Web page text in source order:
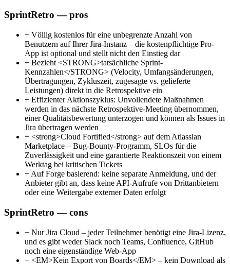
SprintRetro — pros
+ Völlig kostenlos für eine unbegrenzte Anzahl von
Benutzern auf Ihrer Jira-Instanz – die kostenpflichtige Pro-
App ist optional und stellt nicht den Einstieg dar
+ Bezieht <STRONG>tatsächliche Sprint-
Kennzahlen</STRONG> (Velocity, Umfangsänderungen,
Übertragungen, Zykluszeit, zugesagte vs. gelieferte
Leistungen) direkt in die Retrospektive ein
+ Effizienter Aktionszyklus: Unvollendete Maßnahmen
werden in das nächste Retrospektive-Meeting übernommen,
einer Qualitätsbewertung unterzogen und können als Issues in
Jira übertragen werden
+ <strong>Cloud Fortified</strong> auf dem Atlassian
Marketplace – Bug-Bounty-Programm, SLOs für die
Zuverlässigkeit und eine garantierte Reaktionszeit von einem
Werktag bei kritischen Tickets
+ Auf Forge basierend: keine separate Anmeldung, und der
Anbieter gibt an, dass keine API-Aufrufe von Drittanbietern
oder eine Weitergabe externer Daten erfolgt
SprintRetro — cons
− Nur Jira Cloud – jeder Teilnehmer benötigt eine Jira-Lizenz,
und es gibt weder Slack noch Teams, Confluence, GitHub
noch eine eigenständige Web-App
− <EM>Kein Export von Boards</EM> – kein Download als